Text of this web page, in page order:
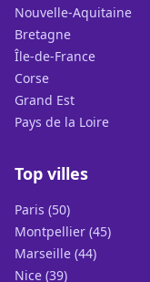
Nouvelle-Aquitaine
Bretagne
Île-de-France
Corse
Grand Est
Pays de la Loire
Top villes
Paris (50)
Montpellier (45)
Marseille (44)
Nice (39)